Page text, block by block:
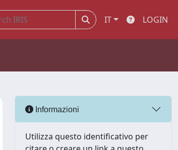
IT LOGIN
Informazioni
Utilizza questo identificativo per